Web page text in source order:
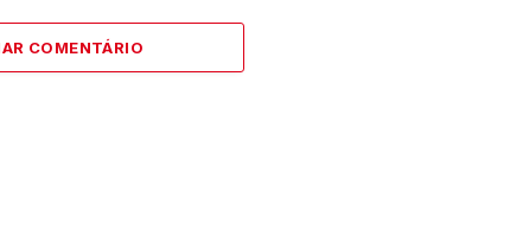
COMENTÁRIO